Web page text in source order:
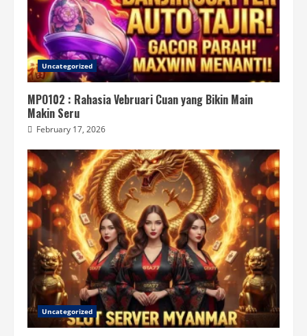
Uncategorized
MPO102 : Rahasia Vebruari Cuan yang Bikin Main
Makin Seru
February 17, 2026
Uncategorized